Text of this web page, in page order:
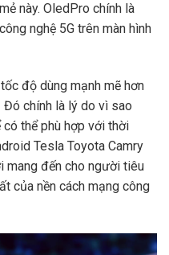
này. OledPro chính là
nghệ 5G trên màn hình
độ dùng mạnh mẽ hơn
Đó chính là lý do vì sao
thể phù hợp với thời
Tesla Toyota Camry
đến cho người tiêu
của nền cách mạng công